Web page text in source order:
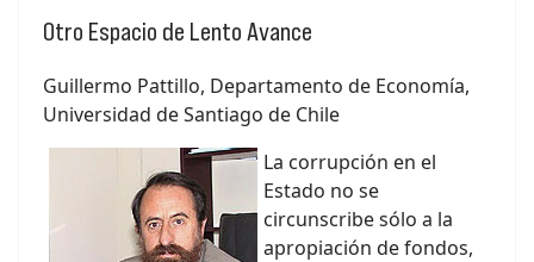
Otro Espacio de Lento Avance
Guillermo Pattillo, Departamento de Economía,
Universidad de Santiago de Chile
La corrupción en el
Estado no se
circunscribe sólo a la
apropiación de fondos,